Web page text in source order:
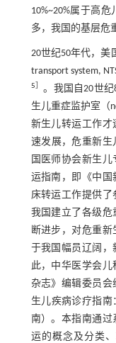
10%~20%属于高危
多，我国的基层危
20世纪50年代，美
transport system,
5
。我国自20世
生儿重症监护室（
新生儿转运工作
速发展，危重新生
国医师协会新生
运指南，即《中国
床转运工作提供了
我国建立了各级
断进步，对危重
于我国幅员辽阔，
此，中华医学会
杂志》编辑委员
生儿疾病诊疗指南
南）。本指南通
运的概念及分类